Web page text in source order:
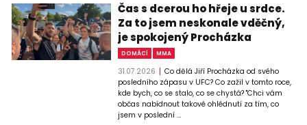
Čas s dcerou ho hřeje u srdce.
Za to jsem neskonale vděčný,
je spokojený Procházka
DOMÁCÍ MMA
31.07.2026
Co dělá Jiří Procházka od svého
posledního zápasu v UFC? Co zažil v tomto roce,
kde bych, co se stalo, co se chystá? "Chci vám
občas nabídnout takové ohlédnutí za tím, co
jsem v poslední ...